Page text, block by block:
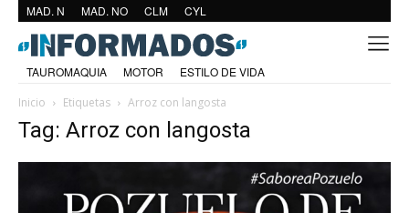
MAD. N MAD. NO CLM CYL
TAUROMAQUIA MOTOR
ESTILO DE VIDA
Inicio
Etiquetas Arroz con langosta
Tag: Arroz con langosta